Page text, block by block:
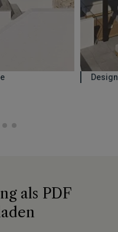
als PDF